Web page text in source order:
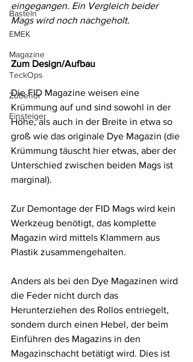
Basteln
EMEK
Magazine
TeckOps
Zubehör
Einsteiger
eingegangen. Ein Vergleich beider
Mags wird noch nachgeholt.
Zum Design/Aufbau
Die FID Magazine weisen eine
Krümmung auf und sind sowohl in der
Höhe, als auch in der Breite in etwa so
groß wie das originale Dye Magazin (die
Krümmung täuscht hier etwas, aber der
Unterschied zwischen beiden Mags ist
marginal).
Zur Demontage der FID Mags wird kein
Werkzeug benötigt, das komplette
Magazin wird mittels Klammern aus
Plastik zusammengehalten.
Anders als bei den Dye Magazinen wird
die Feder nicht durch das
Herunterziehen des Rollos entriegelt,
sondern durch einen Hebel, der beim
Einführen des Magazins in den
Magazinschacht betätigt wird. Dies ist